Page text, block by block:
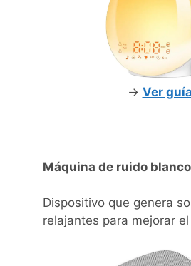
-> Ver guía
Máquina de ruido blanco
Dispositivo que genera
relajantes para mejorar